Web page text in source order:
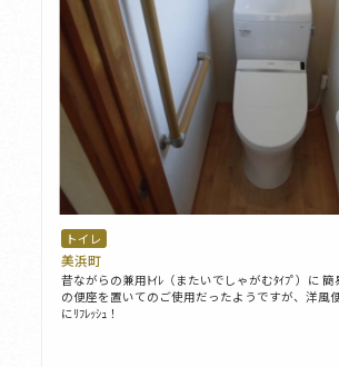
トイレ
美浜町
昔ながらの兼用ﾄｲﾚ（またいでしゃがむﾀｲﾌﾟ）に 簡
の便座を置いてのご使用だったようですが、洋風
にﾘﾌﾚｯｼｭ！